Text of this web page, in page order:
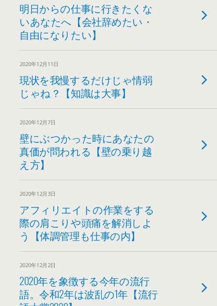
明日からの仕事に行きたくな
いあなたへ【会社辞めたい・
自由になりたい】
2020年12月11日
現状を我慢するだけじゃ情弱
じゃね？【知識は大事】
2020年12月7日
壁にぶつかった時にあなたの
真価が問われる【壁の乗り越
え方】
2020年12月3日
アフィリエイトの作業をする
際の肩こりや頭痛を解消しよ
う【体調管理も仕事の内】
2020年12月2日
2020年を象徴する今年の流行
語。令和2年は波乱の1年【流行